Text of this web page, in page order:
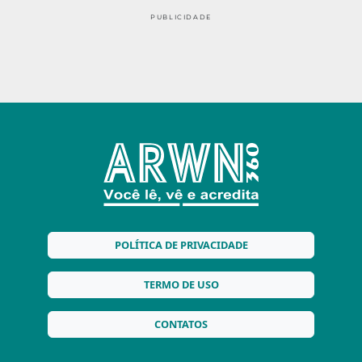
PUBLICIDADE
POLÍTICA DE PRIVACIDADE
TERMO DE USO
CONTATOS